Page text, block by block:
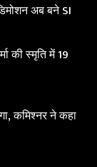
अब बने SI
की स्मृति में 19
कमिश्नर ने कहा